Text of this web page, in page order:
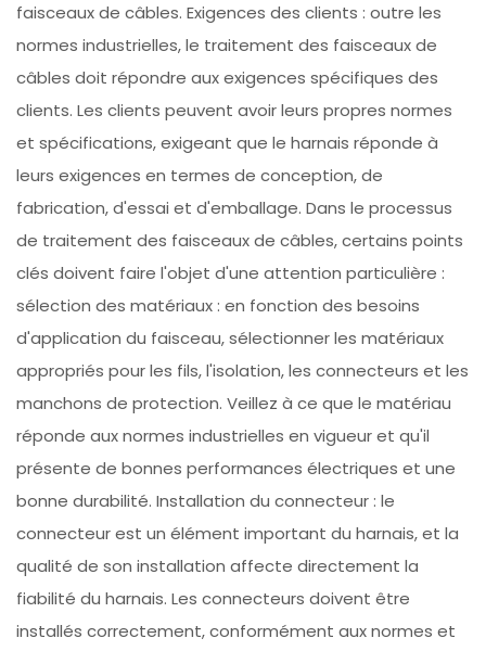
faisceaux de câbles. Exigences des clients : outre les
normes industrielles, le traitement des faisceaux de
câbles doit répondre aux exigences spécifiques des
clients. Les clients peuvent avoir leurs propres normes
et spécifications, exigeant que le harnais réponde à
leurs exigences en termes de conception, de
fabrication, d'essai et d'emballage. Dans le processus
de traitement des faisceaux de câbles, certains points
clés doivent faire l'objet d'une attention particulière :
sélection des matériaux : en fonction des besoins
d'application du faisceau, sélectionner les matériaux
appropriés pour les fils, l'isolation, les connecteurs et les
manchons de protection. Veillez à ce que le matériau
réponde aux normes industrielles en vigueur et qu'il
présente de bonnes performances électriques et une
bonne durabilité. Installation du connecteur : le
connecteur est un élément important du harnais, et la
qualité de son installation affecte directement la
fiabilité du harnais. Les connecteurs doivent être
installés correctement, conformément aux normes et